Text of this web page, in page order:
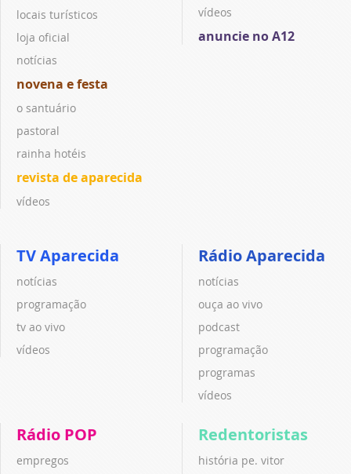
locais turísticos
loja oficial
notícias
novena e festa
o santuário
pastoral
rainha hotéis
revista de aparecida
vídeos
vídeos
anuncie no A12
TV Aparecida
notícias
programação
tv ao vivo
vídeos
Rádio Aparecida
notícias
ouça ao vivo
podcast
programação
programas
vídeos
Rádio POP
empregos
Redentoristas
história pe. vitor